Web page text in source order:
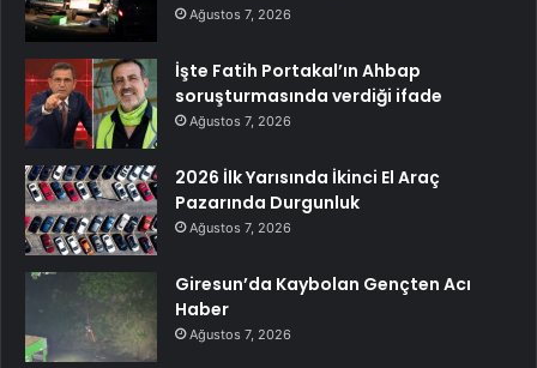
Ağustos 7, 2026
İşte Fatih Portakal’ın Ahbap
soruşturmasında verdiği ifade
Ağustos 7, 2026
2026 İlk Yarısında İkinci El Araç
Pazarında Durgunluk
Ağustos 7, 2026
Giresun’da Kaybolan Gençten Acı
Haber
Ağustos 7, 2026